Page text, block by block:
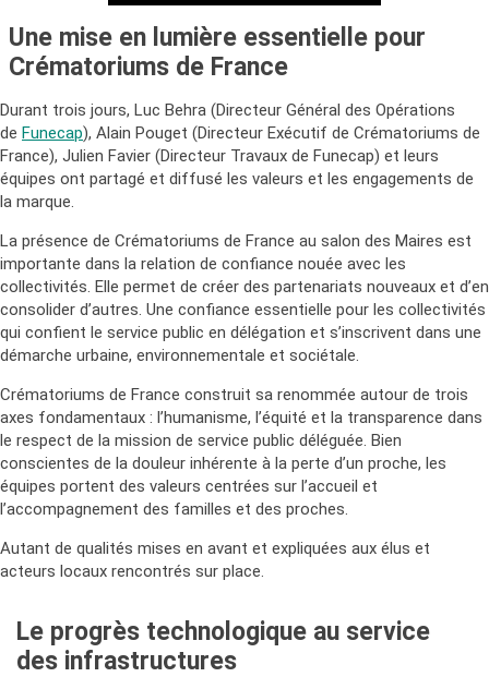
Une mise en lumière essentielle pour
Crématoriums de France
Durant trois jours, Luc Behra (Directeur Général des Opérations
de Funecap), Alain Pouget (Directeur Exécutif de Crématoriums de
France), Julien Favier (Directeur Travaux de Funecap) et leurs
équipes ont partagé et diffusé les valeurs et les engagements de
la marque.
La présence de Crématoriums de France au salon des Maires est
importante dans la relation de confiance nouée avec les
collectivités. Elle permet de créer des partenariats nouveaux et d’en
consolider d’autres. Une confiance essentielle pour les collectivités
qui confient le service public en délégation et s’inscrivent dans une
démarche urbaine, environnementale et sociétale.
Crématoriums de France construit sa renommée autour de trois
axes fondamentaux : l’humanisme, l’équité et la transparence dans
le respect de la mission de service public déléguée. Bien
conscientes de la douleur inhérente à la perte d’un proche, les
équipes portent des valeurs centrées sur l’accueil et
l’accompagnement des familles et des proches.
Autant de qualités mises en avant et expliquées aux élus et
acteurs locaux rencontrés sur place.
Le progrès technologique au service
des infrastructures